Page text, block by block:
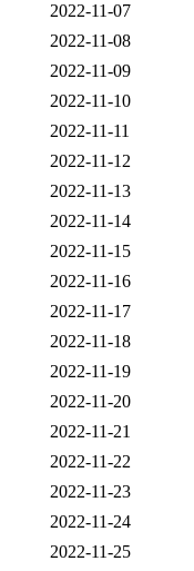
2022-11-07
2022-11-08
2022-11-09
2022-11-10
2022-11-11
2022-11-12
2022-11-13
2022-11-14
2022-11-15
2022-11-16
2022-11-17
2022-11-18
2022-11-19
2022-11-20
2022-11-21
2022-11-22
2022-11-23
2022-11-24
2022-11-25